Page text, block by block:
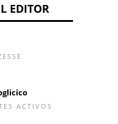
EDITOR
ACTIVOS